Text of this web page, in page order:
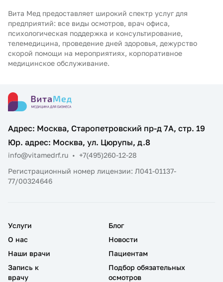
Вита Мед предоставляет широкий спектр услуг для
предприятий: все виды осмотров, врач офиса,
психологическая поддержка и консультирование,
телемедицина, проведение дней здоровья, дежурство
скорой помощи на мероприятиях, корпоративное
медицинское обслуживание.
Адрес: Москва, Старопетровский пр-д 7А, стр. 19
Юр. адрес: Москва, ул. Цюрупы, д.8
info@vitamedrf.ru • +7(495)260-12-28
Регистрационный номер лицензии: Л041-01137-
77/00324646
Услуги
О нас
Наши врачи
Запись к
врачу
Блог
Новости
Пациентам
Подбор обязательных
осмотров